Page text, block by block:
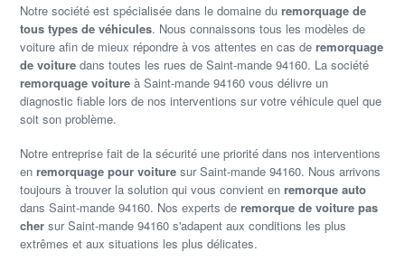
Notre société est spécialisée dans le domaine duremorquage de
tous types de véhicules. Nous connaissons tous les modèles de
voiture afin de mieux répondre à vos attentes en cas deremorquage
de voiture dans toutes les rues de Saint-mande 94160. La société
remorquage voiture à Saint-mande 94160 vous délivre un
diagnostic fiable lors de nos interventions sur votre véhicule quel que
soit son problème.
Notre entreprise fait de la sécurité une priorité dans nos interventions
enremorquage pour voiture sur Saint-mande 94160. Nous arrivons
toujours à trouver la solution qui vous convient enremorque auto
dans Saint-mande 94160. Nos experts deremorque de voiture pas
cher sur Saint-mande 94160 s'adapent aux conditions les plus
extrêmes et aux situations les plus délicates.